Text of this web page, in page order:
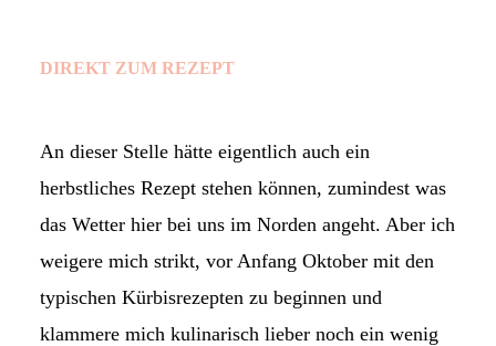
DIREKT ZUM REZEPT
An dieser Stelle hätte eigentlich auch ein
herbstliches Rezept stehen können, zumindest was
das Wetter hier bei uns im Norden angeht. Aber ich
weigere mich strikt, vor Anfang Oktober mit den
typischen Kürbisrezepten zu beginnen und
klammere mich kulinarisch lieber noch ein wenig